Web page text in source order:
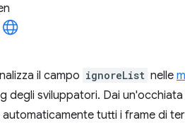
il campo ignoreList nelle
degli sviluppatori. Dai
automaticamente tutti i frame di